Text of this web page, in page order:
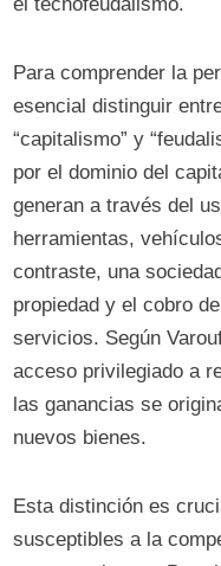
Para comprender la
esencial distinguir
“capitalismo” y
por el dominio del
generan a través del
herramientas,
contraste, una
propiedad y el cobro
servicios. Según
acceso privilegiado a
las ganancias se
nuevos bienes.
Esta distinción es
susceptibles a la